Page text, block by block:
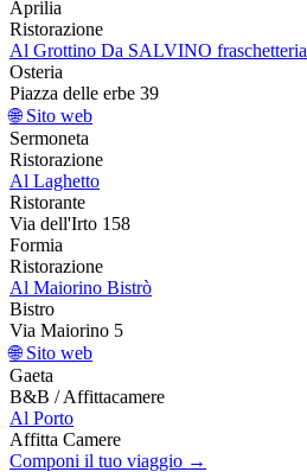
Aprilia
Ristorazione
Al Grottino Da SALVINO fraschetteria
Osteria
Piazza delle erbe 39
🌐 Sito web
Sermoneta
Ristorazione
Al Laghetto
Ristorante
Via dell'Irto 158
Formia
Ristorazione
Al Maiorino Bistrò
Bistro
Via Maiorino 5
🌐 Sito web
Gaeta
B&B / Affittacamere
Al Porto
Affitta Camere
Componi il tuo viaggio →